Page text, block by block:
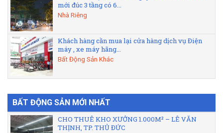
mới đúc 3 tầng có 6...
Nhà Riêng
Khách hàng cần mua lại cửa hàng dịch vụ Điện
máy , xe máy hãng...
Bất Động Sản Khác
BẤT ĐỘNG SẢN MỚI NHẤT
CHO THUÊ KHO XƯỞNG 1.000M² – LÊ VĂN
THỊNH, TP. THỦ ĐỨC